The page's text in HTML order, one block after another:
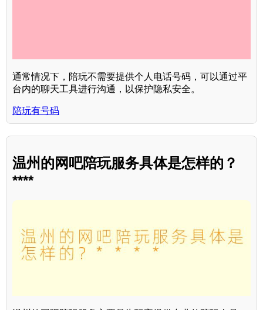
通常情况下，陪玩不需要提供个人电话号码，可以通过平
台内的聊天工具进行沟通，以保护隐私安全。
陪玩有号码
温州的网吧陪玩服务具体是怎样的？
****